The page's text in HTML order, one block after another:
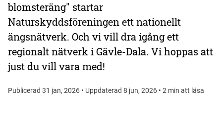
blomsteräng" startar
Naturskyddsföreningen ett nationellt
ängsnätverk. Och vi vill dra igång ett
regionalt nätverk i Gävle-Dala. Vi hoppas att
just du vill vara med!
Publicerad 31 jan, 2026 • Uppdaterad 8 jun, 2026 • 2 min att läsa